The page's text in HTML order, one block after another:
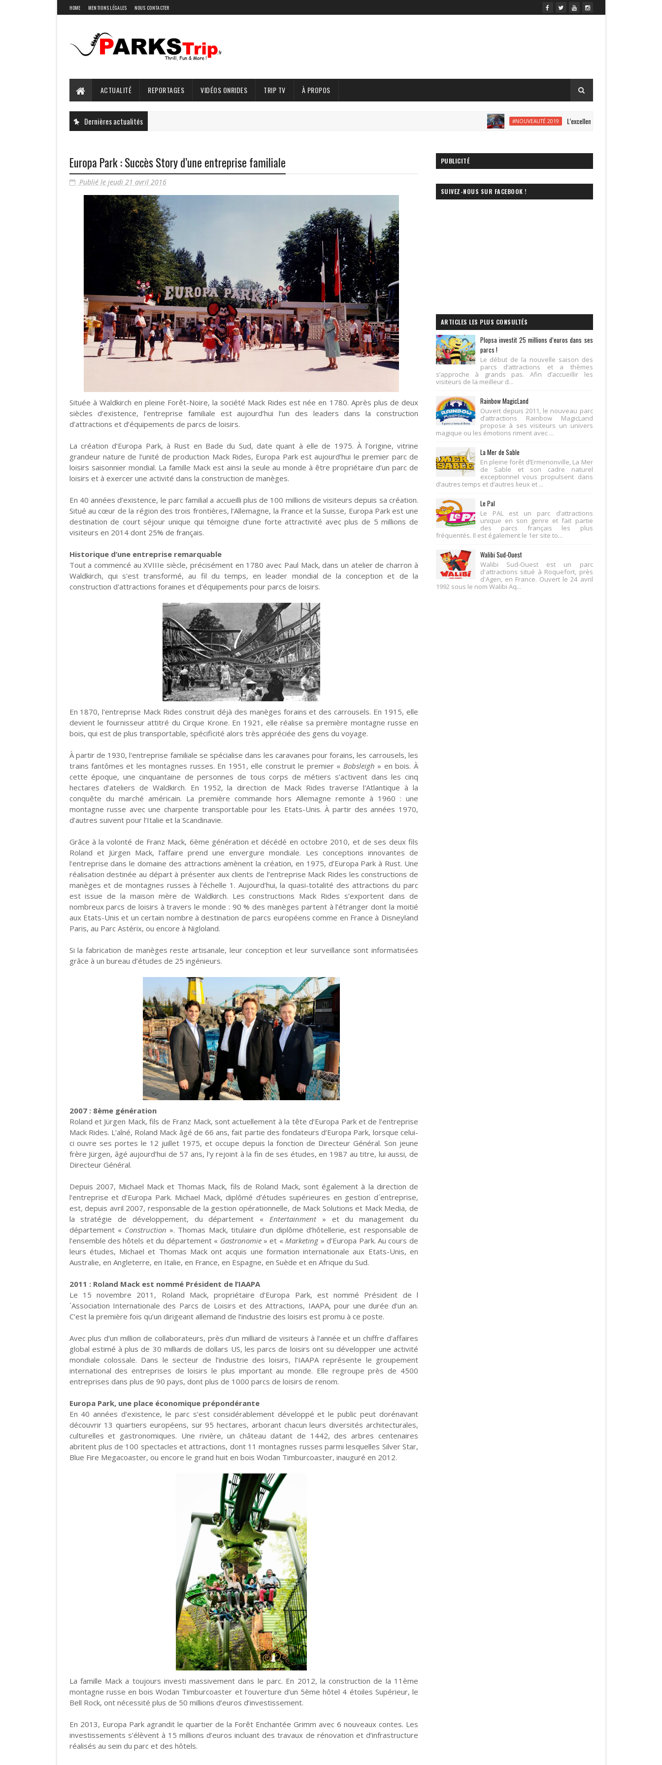
HOME MENTIONS LÉGALES NOUS CONTACTER
ACTUALITÉ REPORTAGES VIDÉOS ONRIDES TRIP TV À PROPOS
Dernières actualités #NOUVEAUTÉ 2019 L’excellent Zadra s’offre une vidéo onride à
Europa Park : Succès Story d’une entreprise familiale
Publié le jeudi 21 avril 2016
Située à Waldkirch en pleine Forêt-Noire, la société Mack Rides est née en 1780. Après plus de deux
siècles d’existence, l’entreprise familiale est aujourd’hui l’un des leaders dans la construction
d’attractions et d’équipements de parcs de loisirs.
La création d’Europa Park, à Rust en Bade du Sud, date quant à elle de 1975. À l’origine, vitrine
grandeur nature de l’unité de production Mack Rides, Europa Park est aujourd’hui le premier parc de
loisirs saisonnier mondial. La famille Mack est ainsi la seule au monde à être propriétaire d’un parc de
loisirs et à exercer une activité dans la construction de manèges.
En 40 années d’existence, le parc familial a accueilli plus de 100 millions de visiteurs depuis sa création.
Situé au cœur de la région des trois frontières, l’Allemagne, la France et la Suisse, Europa Park est une
destination de court séjour unique qui témoigne d’une forte attractivité avec plus de 5 millions de
visiteurs en 2014 dont 25% de français.
Historique d’une entreprise remarquable
Tout a commencé au XVIIIe siècle, précisément en 1780 avec Paul Mack, dans un atelier de charron à
Waldkirch, qui s'est transformé, au fil du temps, en leader mondial de la conception et de la
construction d'attractions foraines et d'équipements pour parcs de loisirs.
En 1870, l'entreprise Mack Rides construit déjà des manèges forains et des carrousels. En 1915, elle
devient le fournisseur attitré du Cirque Krone. En 1921, elle réalise sa première montagne russe en
bois, qui est de plus transportable, spécificité alors très appréciée des gens du voyage.
À partir de 1930, l'entreprise familiale se spécialise dans les caravanes pour forains, les carrousels, les
trains fantômes et les montagnes russes. En 1951, elle construit le premier « Bobsleigh » en bois. À
cette époque, une cinquantaine de personnes de tous corps de métiers s’activent dans les cinq
hectares d’ateliers de Waldkirch. En 1952, la direction de Mack Rides traverse l'Atlantique à la
conquête du marché américain. La première commande hors Allemagne remonte à 1960 : une
montagne russe avec une charpente transportable pour les Etats-Unis. À partir des années 1970,
d’autres suivent pour l’Italie et la Scandinavie.
Grâce à la volonté de Franz Mack, 6ème génération et décédé en octobre 2010, et de ses deux fils
Roland et Jürgen Mack, l’affaire prend une envergure mondiale. Les conceptions innovantes de
l'entreprise dans le domaine des attractions amènent la création, en 1975, d’Europa Park à Rust. Une
réalisation destinée au départ à présenter aux clients de l’entreprise Mack Rides les constructions de
manèges et de montagnes russes à l’échelle 1. Aujourd’hui, la quasi-totalité des attractions du parc
est issue de la maison mère de Waldkirch. Les constructions Mack Rides s’exportent dans de
nombreux parcs de loisirs à travers le monde : 90 % des manèges partent à l’étranger dont la moitié
aux Etats-Unis et un certain nombre à destination de parcs européens comme en France à Disneyland
Paris, au Parc Astérix, ou encore à Nigloland.
Si la fabrication de manèges reste artisanale, leur conception et leur surveillance sont informatisées
grâce à un bureau d’études de 25 ingénieurs.
2007 : 8ème génération
Roland et Jürgen Mack, fils de Franz Mack, sont actuellement à la tête d’Europa Park et de l’entreprise
Mack Rides. L’aîné, Roland Mack âgé de 66 ans, fait partie des fondateurs d’Europa Park, lorsque celui-
ci ouvre ses portes le 12 juillet 1975, et occupe depuis la fonction de Directeur Général. Son jeune
frère Jürgen, âgé aujourd’hui de 57 ans, l'y rejoint à la fin de ses études, en 1987 au titre, lui aussi, de
Directeur Général.
Depuis 2007, Michael Mack et Thomas Mack, fils de Roland Mack, sont également à la direction de
l’entreprise et d’Europa Park. Michael Mack, diplômé d’études supérieures en gestion d´entreprise,
est, depuis avril 2007, responsable de la gestion opérationnelle, de Mack Solutions et Mack Media, de
la stratégie de développement, du département « Entertainment» et du management du
département « Construction ». Thomas Mack, titulaire d’un diplôme d’hôtellerie, est responsable de
l’ensemble des hôtels et du département « Gastronomie» et «Marketing» d’Europa Park. Au cours de
leurs études, Michael et Thomas Mack ont acquis une formation internationale aux Etats-Unis, en
Australie, en Angleterre, en Italie, en France, en Espagne, en Suède et en Afrique du Sud.
2011 : Roland Mack est nommé Président de l’IAAPA
Le 15 novembre 2011, Roland Mack, propriétaire d’Europa Park, est nommé Président de l
´Association Internationale des Parcs de Loisirs et des Attractions, IAAPA, pour une durée d’un an.
C’est la première fois qu’un dirigeant allemand de l’industrie des loisirs est promu à ce poste.
Avec plus d’un million de collaborateurs, près d’un milliard de visiteurs à l’année et un chiffre d’affaires
global estimé à plus de 30 milliards de dollars US, les parcs de loisirs ont su développer une activité
mondiale colossale. Dans le secteur de l’industrie des loisirs, l’IAAPA représente le groupement
international des entreprises de loisirs le plus important au monde. Elle regroupe près de 4500
entreprises dans plus de 90 pays, dont plus de 1000 parcs de loisirs de renom.
Europa Park, une place économique prépondérante
En 40 années d’existence, le parc s’est considérablement développé et le public peut dorénavant
découvrir 13 quartiers européens, sur 95 hectares, arborant chacun leurs diversités architecturales,
culturelles et gastronomiques. Une rivière, un château datant de 1442, des arbres centenaires
abritent plus de 100 spectacles et attractions, dont 11 montagnes russes parmi lesquelles Silver Star,
Blue Fire Megacoaster, ou encore le grand huit en bois Wodan Timburcoaster, inauguré en 2012.
La famille Mack a toujours investi massivement dans le parc. En 2012, la construction de la 11ème
montagne russe en bois Wodan Timburcoaster et l’ouverture d’un 5ème hôtel 4 étoiles Supérieur, le
Bell Rock, ont nécessité plus de 50 millions d’euros d’investissement.
En 2013, Europa Park agrandit le quartier de la Forêt Enchantée Grimm avec 6 nouveaux contes. Les
investissements s’élèvent à 15 millions d’euros incluant des travaux de rénovation et d’infrastructure
réalisés au sein du parc et des hôtels.
PUBLICITÉ
SUIVEZ-NOUS SUR FACEBOOK !
ARTICLES LES PLUS CONSULTÉS
Plopsa investit 25 millions d’euros dans ses
parcs !
Le début de la nouvelle saison des
parcs d’attractions et a thèmes
s’approche à grands pas. Afin d’accueillir les
visiteurs de la meilleur d...
Rainbow MagicLand
Ouvert depuis 2011, le nouveau parc
d’attractions Rainbow MagicLand
propose à ses visiteurs un univers
magique ou les émotions riment avec ...
La Mer de Sable
En pleine forêt d’Ermenonville, La Mer
de Sable et son cadre naturel
exceptionnel vous propulsent dans
d’autres temps et d’autres lieux et ...
Le Pal
Le PAL est un parc d’attractions
unique en son genre et fait partie
des parcs français les plus
fréquentés. Il est également le 1er site to...
Walibi Sud-Ouest
Walibi Sud-Ouest est un parc
d'attractions situé à Roquefort, près
d'Agen, en France. Ouvert le 24 avril
1992 sous le nom Walibi Aq...